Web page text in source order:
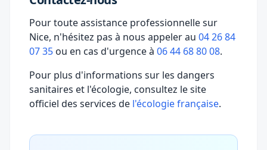
Pour toute assistance professionnelle sur
Nice, n'hésitez pas à nous appeler au 04 26 84
07 35 ou en cas d'urgence à 06 44 68 80 08.
Pour plus d'informations sur les dangers
sanitaires et l'écologie, consultez le site
officiel des services de l'écologie française.